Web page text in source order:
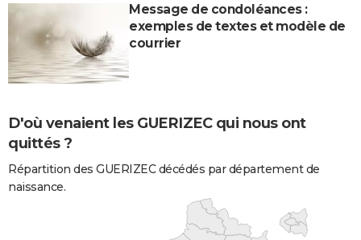
Message de condoléances :
exemples de textes et modèle de
courrier
D'où venaient les GUERIZEC qui nous ont
quittés ?
Répartition des GUERIZEC décédés par département de
naissance.